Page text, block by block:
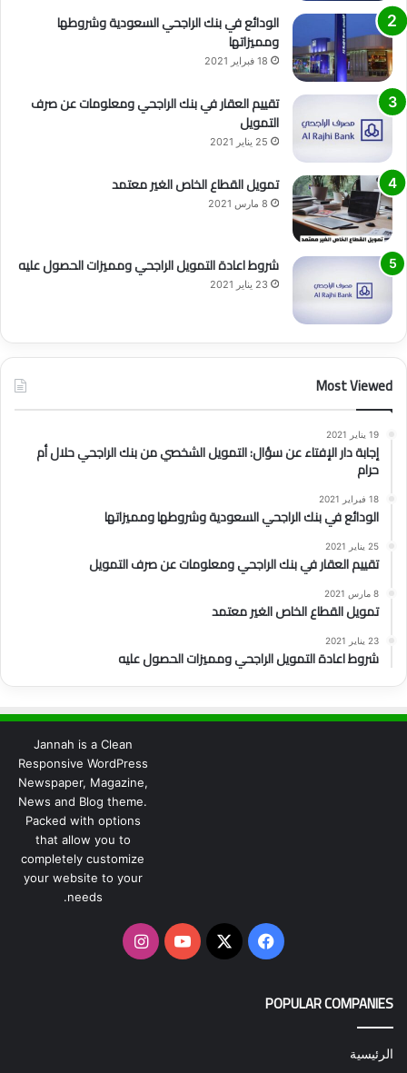
الودائع في بنك الراجحي السعودية وشروطها
ومميزاتها
18 فبراير 2021
تقييم العقار في بنك الراجحي ومعلومات عن صرف
التمويل
25 يناير 2021
تمويل القطاع الخاص الغير معتمد
8 مارس 2021
شروط اعادة التمويل الراجحي ومميزات الحصول عليه
23 يناير 2021
Most Viewed
19 يناير 2021
إجابة دار الإفتاء عن سؤال: التمويل الشخصي من بنك الراجحي حلال أم
حرام
18 فبراير 2021
الودائع في بنك الراجحي السعودية وشروطها ومميزاتها
25 يناير 2021
تقييم العقار في بنك الراجحي ومعلومات عن صرف التمويل
8 مارس 2021
تمويل القطاع الخاص الغير معتمد
23 يناير 2021
شروط اعادة التمويل الراجحي ومميزات الحصول عليه
Jannah is a Clean
Responsive WordPress
Newspaper, Magazine,
News and Blog theme.
Packed with options
that allow you to
completely customize
your website to your
needs.
فيسبوك
‫X
‫YouTubeانستقرام
POPULAR COMPANIES
الرئيسية